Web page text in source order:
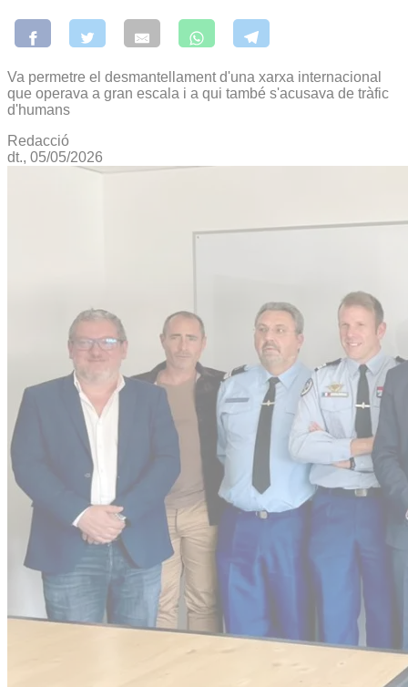
Va permetre el desmantellament d'una xarxa internacional
que operava a gran escala i a qui també s'acusava de tràfic
d'humans
Redacció
dt., 05/05/2026